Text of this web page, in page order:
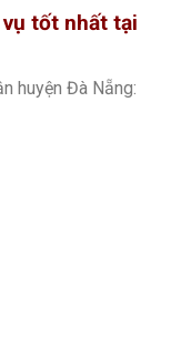
tốt nhất tại
huyện Đà Nẵng: